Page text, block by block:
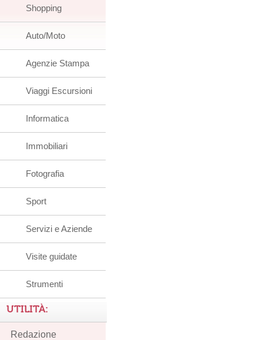
Shopping
Auto/Moto
Agenzie Stampa
Viaggi Escursioni
Informatica
Immobiliari
Fotografia
Sport
Servizi e Aziende
Visite guidate
Strumenti
UTILITÀ:
Redazione